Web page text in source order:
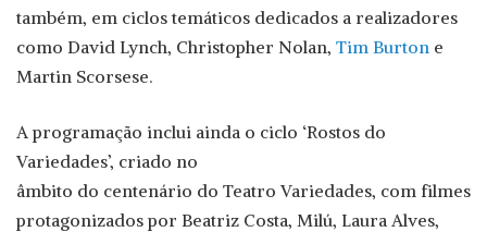
também, em ciclos temáticos dedicados a realizadores
como David Lynch, Christopher Nolan, Tim Burton e
Martin Scorsese.
A programação inclui ainda o ciclo ‘Rostos do
Variedades’, criado no
âmbito do centenário do Teatro Variedades, com filmes
protagonizados por Beatriz Costa, Milú, Laura Alves,